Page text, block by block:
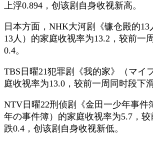
上浮0.894，创该剧自身收视新高。
日本方面，NHK大河剧《镰仓殿的
13人）的家庭收视率为13.2，较前一
0.4。
TBS日曜21犯罪剧《我的家》（マイ
庭收视率为13.0，较前一周同时段下滑
NTV日曜22刑侦剧《金田一少年事件
年の事件簿）的家庭收视率为5.7，
跌0.4，创该剧自身收视新低。